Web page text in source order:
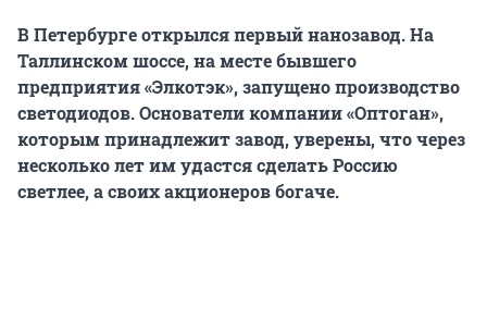
В Петербурге открылся первый нанозавод. На
Таллинском шоссе, на месте бывшего
предприятия «Элкотэк», запущено производство
светодиодов. Основатели компании «Оптоган»,
которым принадлежит завод, уверены, что через
несколько лет им удастся сделать Россию
светлее, а своих акционеров богаче.